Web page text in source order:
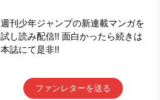
週刊少年ジャンプの新連載マンガを
試し読み配信!! 面白かったら続きは
本誌にて是非!!
ファンレターを送る